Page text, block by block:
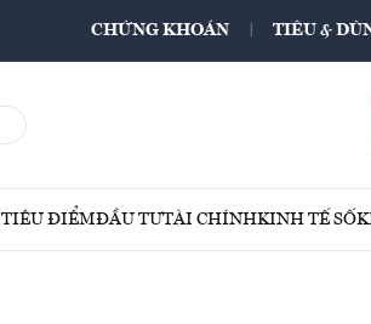
CHỨNG KHOÁN TIÊU &
TIÊU ĐIỂMĐẦU TƯTÀI CHÍNHKINH TẾ SỐ